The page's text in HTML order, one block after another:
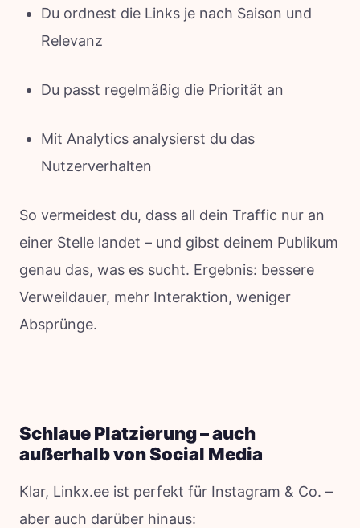
Du ordnest die Links je nach Saison und
Relevanz
Du passt regelmäßig die Priorität an
Mit Analytics analysierst du das
Nutzerverhalten
So vermeidest du, dass all dein Traffic nur an
einer Stelle landet – und gibst deinem Publikum
genau das, was es sucht. Ergebnis: bessere
Verweildauer, mehr Interaktion, weniger
Absprünge.
Schlaue Platzierung – auch
außerhalb von Social Media
Klar, Linkx.ee ist perfekt für Instagram & Co. –
aber auch darüber hinaus: